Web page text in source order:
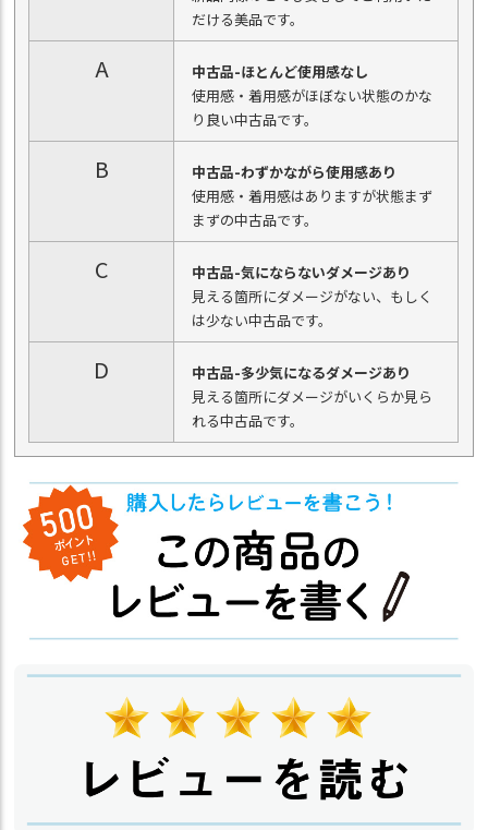
だける美品です。
A
中古品-ほとんど使用感なし
使用感・着用感がほぼない状態のかな
り良い中古品です。
B
中古品-わずかながら使用感あり
使用感・着用感はありますが状態まず
まずの中古品です。
C
中古品-気にならないダメージあり
見える箇所にダメージがない、もしく
は少ない中古品です。
D
中古品-多少気になるダメージあり
見える箇所にダメージがいくらか見ら
れる中古品です。